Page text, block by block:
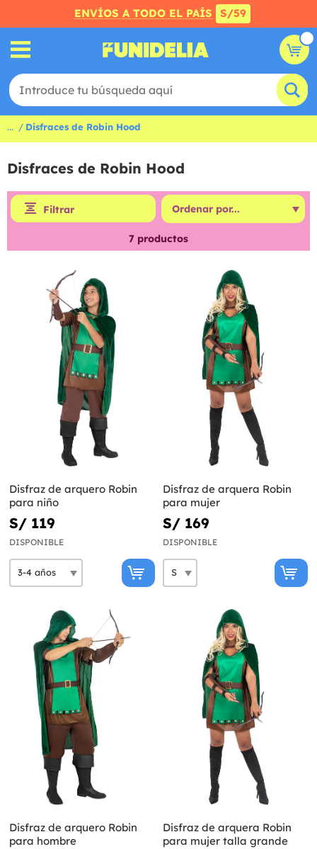
ENVÍOS A TODO EL PAÍS S/59
... Disfraces de Robin Hood
Disfraces de Robin Hood
Filtrar
7 productos
Disfraz de arquero Robin
para niño
S/ 119
DISPONIBLE
Disfraz de arquera Robin
para mujer
S/ 169
DISPONIBLE
Disfraz de arquero Robin
para hombre
Disfraz de arquera Robin
para mujer talla grande